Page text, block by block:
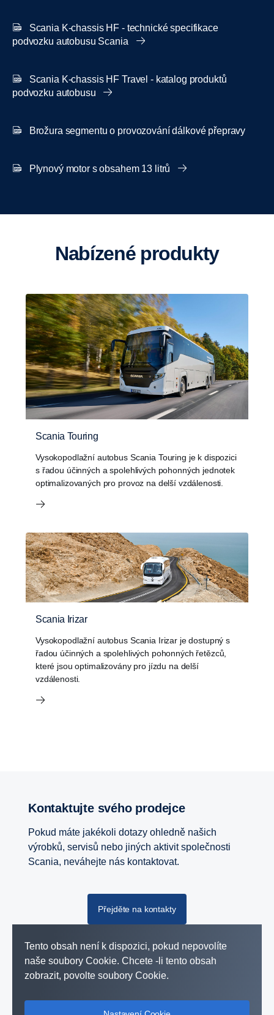
Scania K-chassis HF - technické specifikace
podvozku autobusu Scania
Scania K-chassis HF Travel - katalog produktů
podvozku autobusu
Brožura segmentu o provozování dálkové přepravy
Plynový motor s obsahem 13 litrů
Nabízené produkty
Scania Touring
Vysokopodlažní autobus Scania Touring je k dispozici
s řadou účinných a spolehlivých pohonných jednotek
optimalizovaných pro provoz na delší vzdálenosti.
Scania Irizar
Vysokopodlažní autobus Scania Irizar je dostupný s
řadou účinných a spolehlivých pohonných řetězců,
které jsou optimalizovány pro jízdu na delší
vzdálenosti.
Kontaktujte svého prodejce
Pokud máte jakékoli dotazy ohledně našich
výrobků, servisů nebo jiných aktivit společnosti
Scania, neváhejte nás kontaktovat.
Přejděte na kontakty
Tento obsah není k dispozici, pokud nepovolíte
naše soubory Cookie. Chcete -li tento obsah
zobrazit, povolte soubory Cookie.